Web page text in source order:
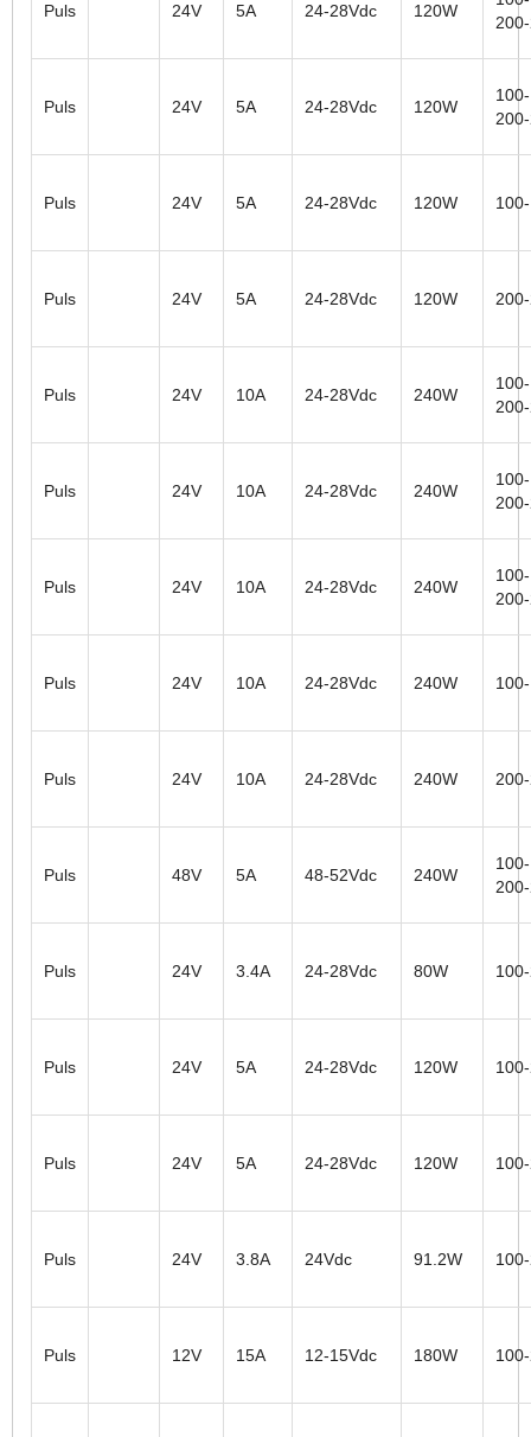
Puls 24V 5A 24-28Vdc 120W
Puls 24V 5A 24-28Vdc 120W
Puls 24V 5A 24-28Vdc 120W
Puls 24V 5A 24-28Vdc 120W
Puls 24V 10A 24-28Vdc 240W
Puls 24V 10A 24-28Vdc 240W
Puls 24V 10A 24-28Vdc 240W
Puls 24V 10A 24-28Vdc 240W
Puls 24V 10A 24-28Vdc 240W
Puls 48V 5A 48-52Vdc 240W
Puls 24V 3.4A 24-28Vdc 80W
Puls 24V 5A 24-28Vdc 120W
Puls 24V 5A 24-28Vdc 120W
Puls 24V 3.8A 24Vdc 91.2W
Puls 12V 15A 12-15Vdc 180W